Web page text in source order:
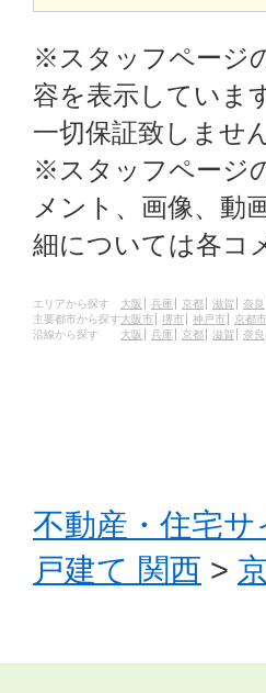
※スタッフページ
容を表示していま
一切保証致しませ
※スタッフページ
メント、画像、動
細については各コ
エリアから探す 大阪 兵庫 京都 滋賀 奈良
主要都市から探す大阪市 堺市 神戸市
京都市
沿線から探す
大阪 兵庫 京都 滋賀 奈良
不動産・住宅
戸建て 関西 >